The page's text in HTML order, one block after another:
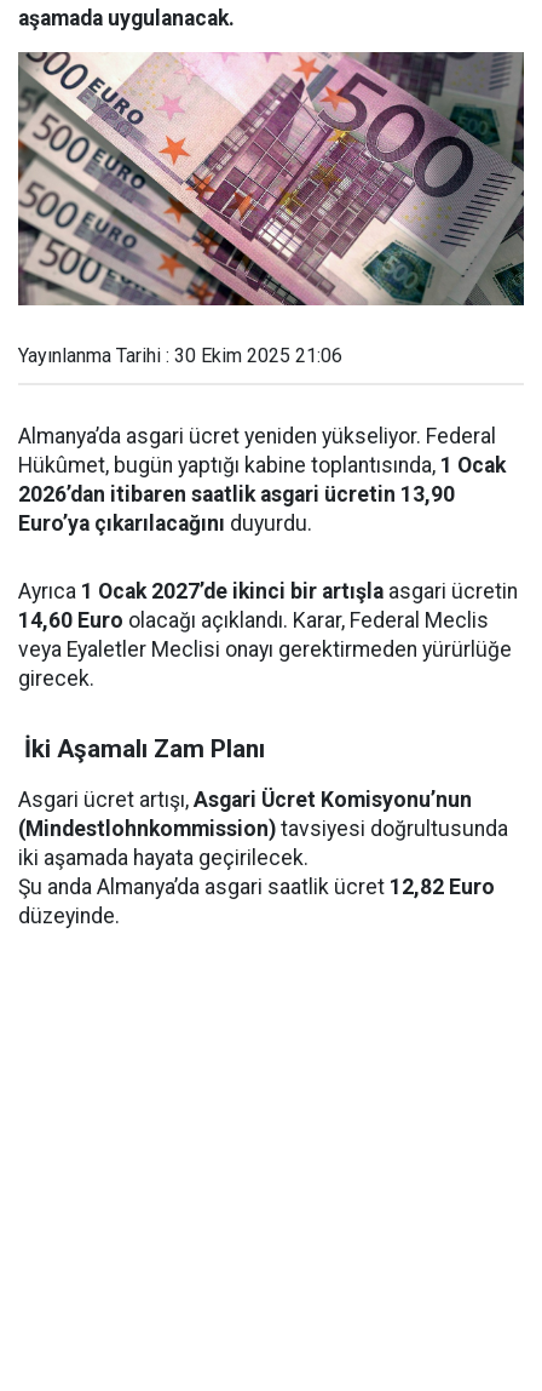
aşamada uygulanacak.
Yayınlanma Tarihi : 30 Ekim 2025 21:06
Almanya’da asgari ücret yeniden yükseliyor. Federal
Hükûmet, bugün yaptığı kabine toplantısında, 1 Ocak
2026’dan itibaren saatlik asgari ücretin 13,90
Euro’ya çıkarılacağını duyurdu.
Ayrıca 1 Ocak 2027’de ikinci bir artışla asgari ücretin
14,60 Euro olacağı açıklandı. Karar, Federal Meclis
veya Eyaletler Meclisi onayı gerektirmeden yürürlüğe
girecek.
İki Aşamalı Zam Planı
Asgari ücret artışı, Asgari Ücret Komisyonu’nun
(Mindestlohnkommission) tavsiyesi doğrultusunda
iki aşamada hayata geçirilecek.
Şu anda Almanya’da asgari saatlik ücret 12,82 Euro
düzeyinde.